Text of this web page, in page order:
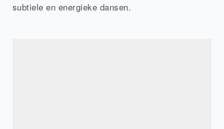
subtiele en energieke dansen.